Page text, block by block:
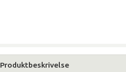
Produktbeskrivelse